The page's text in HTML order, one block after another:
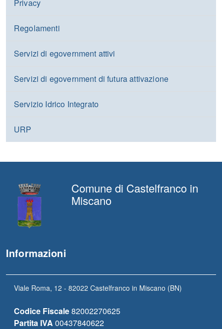
Privacy
Regolamenti
Servizi di egovernment attivi
Servizi di egovernment di futura attivazione
Servizio Idrico Integrato
URP
Comune di Castelfranco in
Miscano
Informazioni
Viale Roma, 12 - 82022 Castelfranco in Miscano (BN)
Codice Fiscale82002270625
Partita IVA 00437840622